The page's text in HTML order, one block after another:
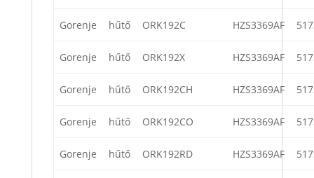
Gorenje hűtő ORK192C HZS3369AF
Gorenje hűtő ORK192X HZS3369AF
Gorenje hűtő ORK192CH HZS3369AF
Gorenje hűtő ORK192CO HZS3369AF
Gorenje hűtő ORK192RD HZS3369AF